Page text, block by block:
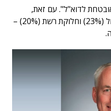
לדוא"ל". עם זאת,
הגנות חיוניות אחרות, כמו ארגז חול (23%) וחלוקת רשת (20%) –